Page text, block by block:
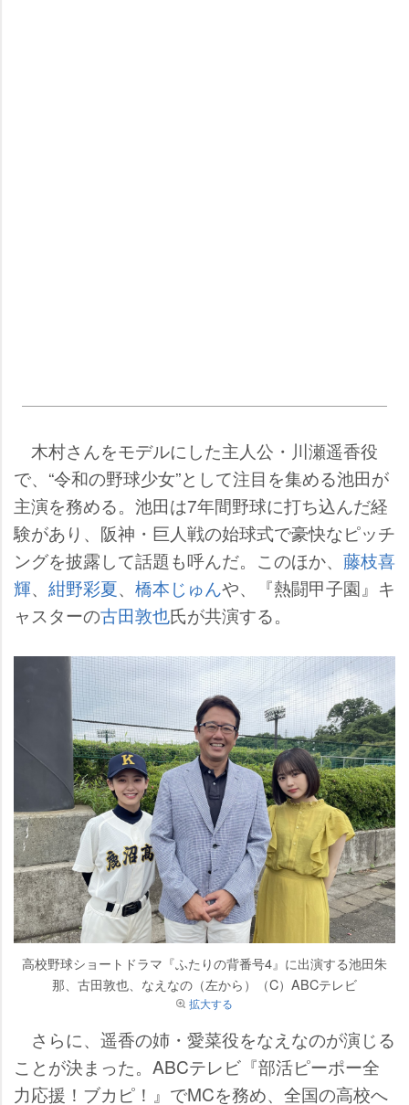
木村さんをモデルにした主人公・川瀬遥香役
で、“令和の野球少女”として注目を集める池田が
主演を務める。池田は7年間野球に打ち込んだ経
験があり、阪神・巨人戦の始球式で豪快なピッチ
ングを披露して話題も呼んだ。このほか、 藤枝喜
輝、 紺野彩夏、 橋本じゅん、『熱闘甲子園』キ
ャスターの古田敦也氏が共演する。
高校野球ショートドラマ『ふたりの背番号4』に出演する池田朱
那、古田敦也、なえなの（左から）（C）ABCテレビ
拡大する
さらに、遥香の姉・愛菜役をなえなのが演じる
ことが決まった。ABCテレビ『部活ピーポー全
力応援！ブカピ！』でMCを務め、全国の高校へ